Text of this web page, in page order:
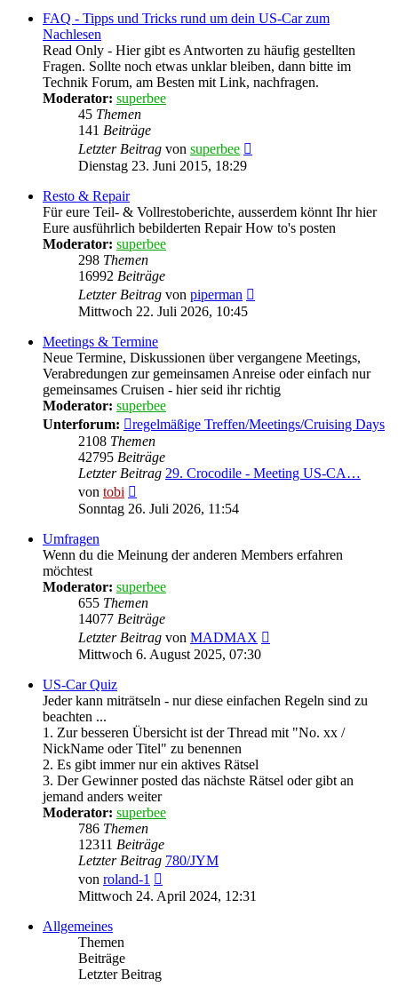
FAQ - Tipps und Tricks rund um dein US-Car zum
Nachlesen
Read Only - Hier gibt es Antworten zu häufig gestellten
Fragen. Sollte noch etwas unklar bleiben, dann bitte im
Technik Forum, am Besten mit Link, nachfragen.
Moderator: superbee
45 Themen
141 Beiträge
Letzter Beitrag von superbee
Dienstag 23. Juni 2015, 18:29
Resto & Repair
Für eure Teil- & Vollrestoberichte, ausserdem könnt Ihr hier
Eure ausführlich bebilderten Repair How to's posten
Moderator: superbee
298 Themen
16992 Beiträge
Letzter Beitrag von piperman
Mittwoch 22. Juli 2026, 10:45
Meetings & Termine
Neue Termine, Diskussionen über vergangene Meetings,
Verabredungen zur gemeinsamen Anreise oder einfach nur
gemeinsames Cruisen - hier seid ihr richtig
Moderator: superbee
Unterforum:
regelmäßige Treffen/Meetings/Cruising Days
2108 Themen
42795 Beiträge
Letzter Beitrag 29. Crocodile - Meeting US-CA…
von tobi
Beitrag
Sonntag 26. Juli 2026, 11:54
Umfragen
Wenn du die Meinung der anderen Members erfahren
möchtest
Moderator: superbee
655 Themen
14077 Beiträge
Letzter Beitrag von MADMAX
Mittwoch 6. August 2025, 07:30
US-Car Quiz
Jeder kann miträtseln - nur diese einfachen Regeln sind zu
beachten ...
1. Zur besseren Übersicht ist der Thread mit "No. xx /
NickName oder Titel" zu benennen
2. Es gibt immer nur ein aktives Rätsel
3. Der Gewinner posted das nächste Rätsel oder gibt an
jemand anders weiter
Moderator: superbee
786 Themen
12311 Beiträge
Letzter Beitrag 780/JYM
von roland-1
Beitrag
Mittwoch 24. April 2024, 12:31
Allgemeines
Themen
Beiträge
Letzter Beitrag